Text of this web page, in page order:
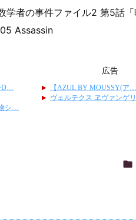
学者の事件ファイル2 第5話「
Assassin
広告
